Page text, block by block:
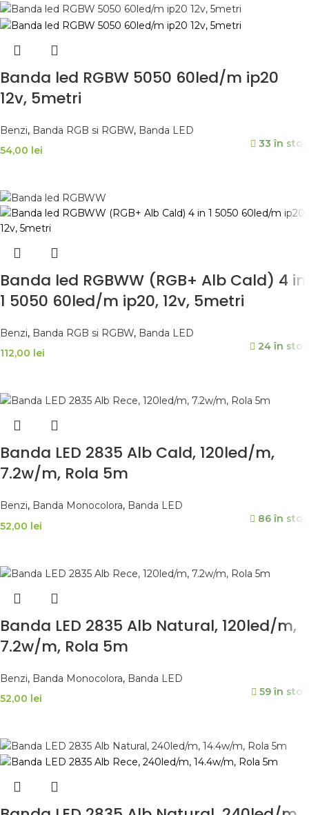
Banda led RGBW 5050 60led/m ip20
12v, 5metri
Benzi, Banda RGB si RGBW, Banda LED
54,00 lei
33 în stoc
Banda led RGBWW (RGB+ Alb Cald) 4 in
1 5050 60led/m ip20, 12v, 5metri
Benzi, Banda RGB si RGBW, Banda LED
112,00 lei
24 în stoc
Banda LED 2835 Alb Cald, 120led/m,
7.2w/m, Rola 5m
Benzi, Banda Monocolora, Banda LED
52,00 lei
86 în stoc
Banda LED 2835 Alb Natural, 120led/m,
7.2w/m, Rola 5m
Benzi, Banda Monocolora, Banda LED
52,00 lei
59 în stoc